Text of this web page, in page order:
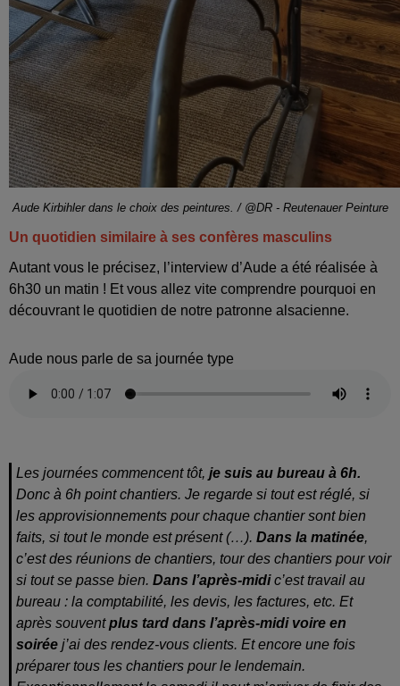
Aude Kirbihler dans le choix des peintures. / @DR - Reutenauer Peinture
Un quotidien similaire à ses confères masculins
Autant vous le précisez, l’interview d’Aude a été réalisée à
6h30 un matin ! Et vous allez vite comprendre pourquoi en
découvrant le quotidien de notre patronne alsacienne.
Aude nous parle de sa journée type
Les journées commencent tôt, je suis au bureau à 6h.
Donc à 6h point chantiers. Je regarde si tout est réglé, si
les approvisionnements pour chaque chantier sont bien
faits, si tout le monde est présent (…). Dans la matinée,
c’est des réunions de chantiers, tour des chantiers pour voir
si tout se passe bien. Dans l’après-midic’est travail au
bureau : la comptabilité, les devis, les factures, etc. Et
après souventplus tard dans l’après-midi voire en
soirée j’ai des rendez-vous clients. Et encore une fois
préparer tous les chantiers pour le lendemain.